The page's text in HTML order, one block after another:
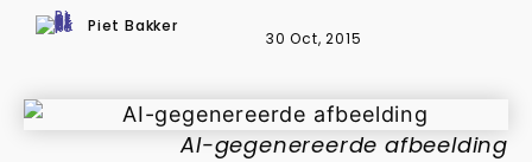
Piet Bakker
30 Oct, 2015
AI-gegenereerde afbeelding